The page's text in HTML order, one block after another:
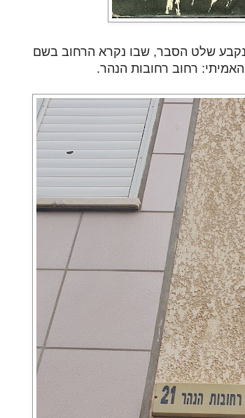
מספר 21 (פינת רחוב אבא הלל סילבר 31) נקבע שלט הסבר, שבו נקרא הרחוב בשם
רחוב רחובות הנהר.